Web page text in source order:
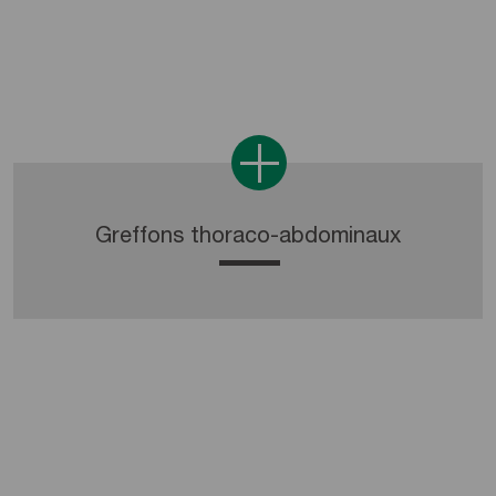
Greffons thoraco-abdominaux